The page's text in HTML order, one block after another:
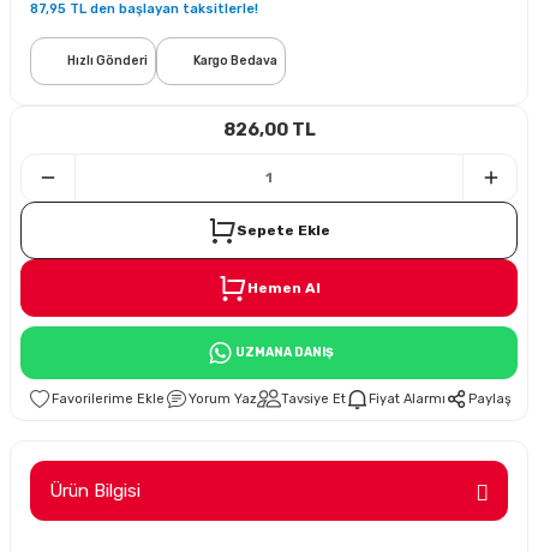
87,95 TL den başlayan taksitlerle!
Hızlı Gönderi Kargo Bedava
826,00 TL
Sepete Ekle
Hemen Al
UZMANA DANIŞ
Yorum Yaz Tavsiye Et Fiyat Alarmı Paylaş
Ürün Bilgisi